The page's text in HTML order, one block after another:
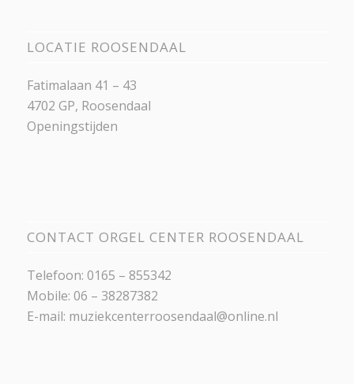
LOCATIE ROOSENDAAL
Fatimalaan 41 – 43
4702 GP, Roosendaal
Openingstijden
CONTACT ORGEL CENTER ROOSENDAAL
Telefoon: 0165 – 855342
Mobile: 06 – 38287382
E-mail: muziekcenterroosendaal@online.nl